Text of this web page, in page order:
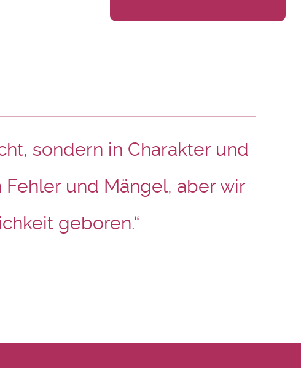
sondern in Charakter und
und Mängel, aber wir
geboren.“